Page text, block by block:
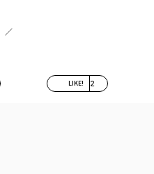
LIKE! 2